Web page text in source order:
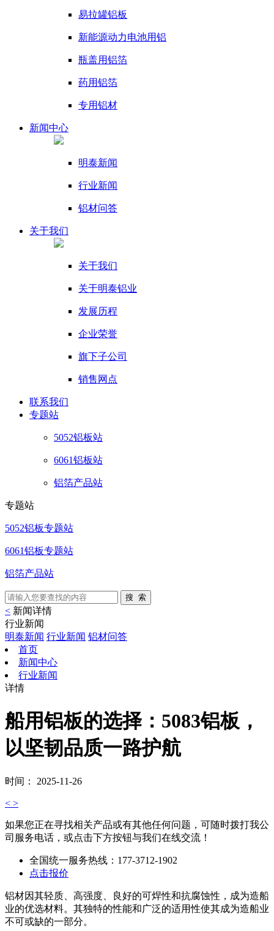
易拉罐铝板
新能源动力电池用铝
瓶盖用铝箔
药用铝箔
专用铝材
新闻中心
明泰新闻
行业新闻
铝材问答
关于我们
关于我们
关于明泰铝业
发展历程
企业荣誉
旗下子公司
销售网点
联系我们
专题站
5052铝板站
6061铝板站
铝箔产品站
专题站
5052铝板专题站
6061铝板专题站
铝箔产品站
< 新闻详情
行业新闻
明泰新闻 行业新闻 铝材问答
首页
新闻中心
行业新闻
详情
船用铝板的选择：5083铝板，
以坚韧品质一路护航
时间： 2025-11-26
< >
如果您正在寻找相关产品或有其他任何问题，可随时拨打我公
司服务电话，或点击下方按钮与我们在线交流！
全国统一服务热线： 177-3712-1902
点击报价
铝材因其轻质、高强度、良好的可焊性和抗腐蚀性，成为造船
业的优选材料。其独特的性能和广泛的适用性使其成为造船业
不可或缺的一部分。